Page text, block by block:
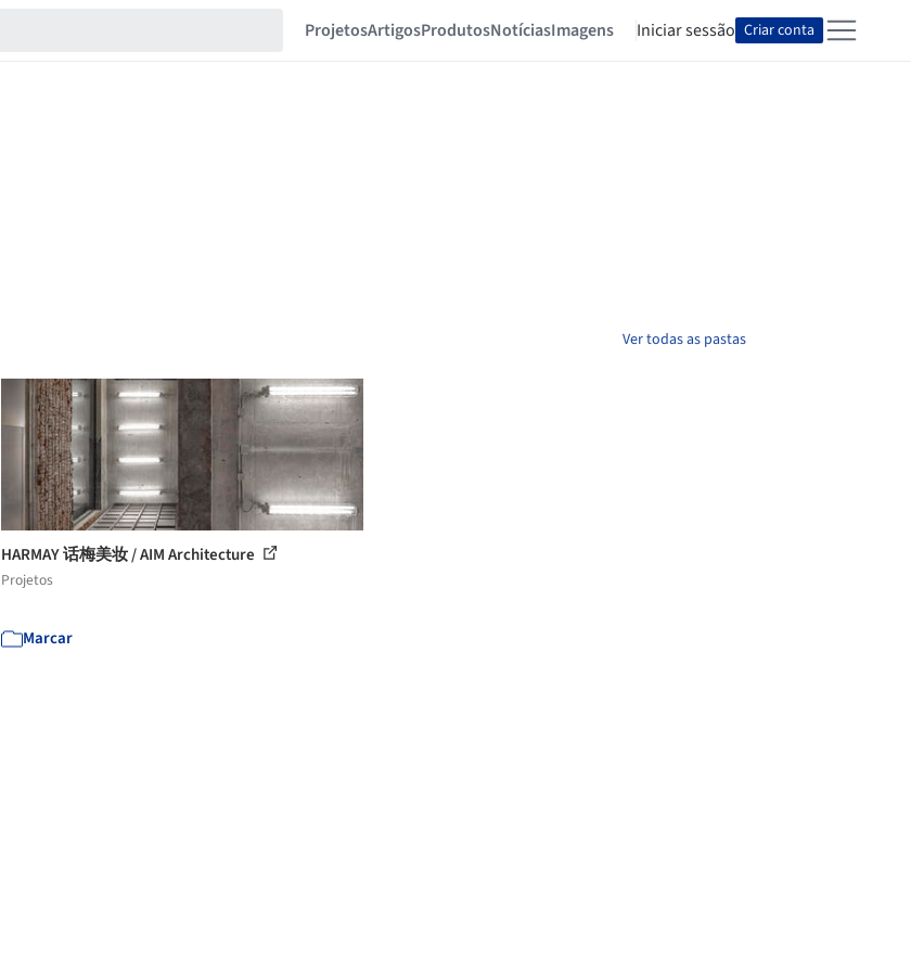
ProjetosArtigosProdutosNotíciasImagens Iniciar sessão Criar conta
Ver todas as pastas
HARMAY 话梅美妆 / AIM Architecture
Projetos
Marcar